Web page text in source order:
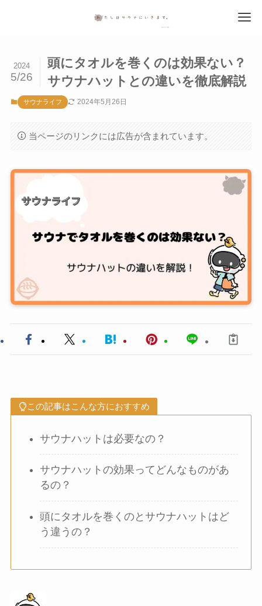
頭にタオルを巻くのは効果ない？
サウナハットとの違いを徹底解説
2024
5/26
サウナライフ 2024年5月26日
当ページのリンクには広告が含まれています。
この記事はこんな方におすすめ
サウナハットは必要なの？
サウナハットの効果ってどんなものがあ
るの？
頭にタオルを巻くのとサウナハットはど
う違うの？